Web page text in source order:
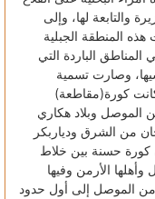
والتابعة لها، وإلى
المنطقة الجبلية
المناطق الباردة التي
وصارت تسمية
الفتوحات الإسلامية(32)، وكانت كورة(مقاطعة)
الموصل وبلاد هكاري
من الشرق ودياربكر
كورة حسنة بين خلاط
وأهلها الأرمن وفيها
الموصل إلى أول حدود